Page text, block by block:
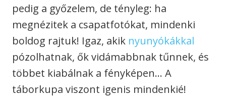
pedig a győzelem, de tényleg: ha
megnézitek a csapatfotókat, mindenki
boldog rajtuk! Igaz, akik nyunyókákkal
pózolhatnak, ők vidámabbnak tűnnek, és
többet kiabálnak a fényképen… A
táborkupa viszont igenis mindenkié!